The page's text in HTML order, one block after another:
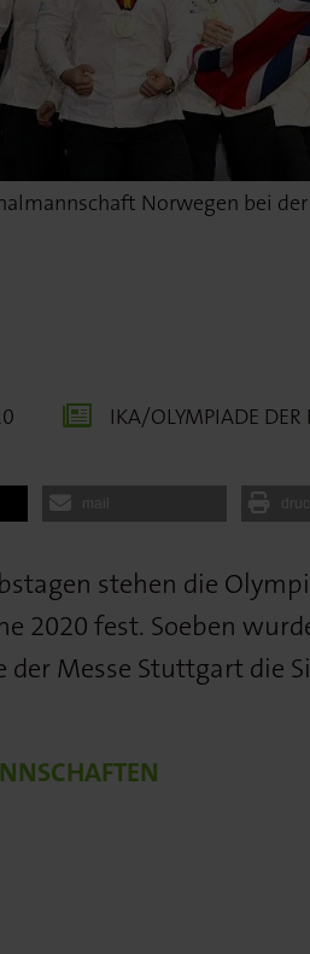
Norwegen bei
IKA/OLYMPIADE DER
mail
stehen die
2020 fest. Soeben
der Messe Stuttgart die